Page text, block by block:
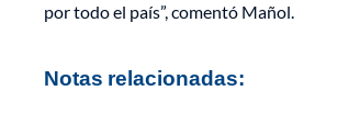
por todo el país”, comentó Mañol.
Notas relacionadas: